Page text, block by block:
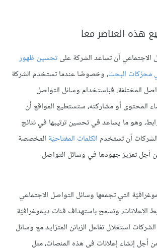
هذه العناصر معا
الاجتماعي أن تساعد الشركة علىتحسين ظهور
محرّكات البحث، وخصوصًا عندما تستخدم الشركة
المختلفة، فباستخدام وسائل التواصل
المحتوى أو مشاركته، ستستطيع المواقع أن
وهو ما يساعد في تحسين ترتيبها في نتائج
أن تستخدم الكلمات المفتاحيّة المخصصة
أجل تعزيز جهودها في وسائل التواصل
التي تجمعها وسائل التواصل الاجتماعي
الإعلانات، وتسمح باستهداف فئات ديموغرافيّة
استغلال تفاعل الزبائن المتزايد مع وسائل
أجل إنشاء إعلانات في هذه المنصات، مثل